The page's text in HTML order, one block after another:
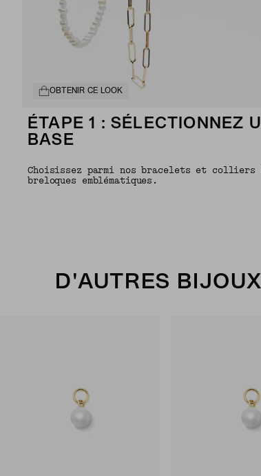
OBTENIR CE LOOK
ÉTAPE 1 : SÉLECTIONNEZ
BASE
Choisissez parmi nos bracelets et colliers
breloques emblématiques.
D'AUTRES